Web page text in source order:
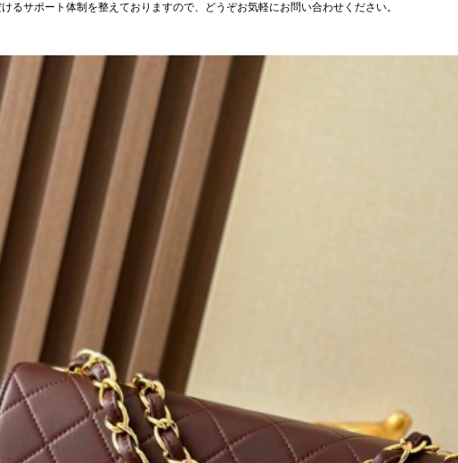
るサポート体制を整えておりますので、どうぞお気軽にお問い合わせください。